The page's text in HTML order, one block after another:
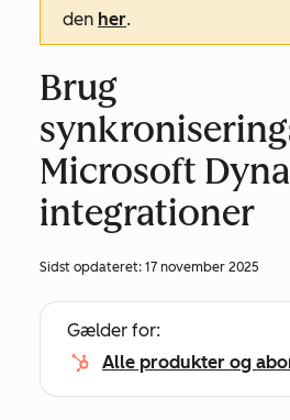
den her.
Brug
Microsoft
integrationer
Sidst opdateret: 17 november 2025
Gælder for:
Alle produkter og